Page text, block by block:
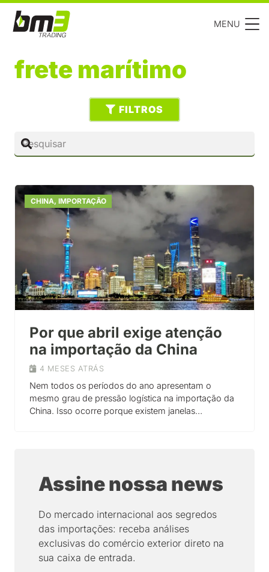
MENU
frete marítimo
FILTROS
CHINA, IMPORTAÇÃO
Por que abril exige atenção
na importação da China
4 MESES ATRÁS
Nem todos os períodos do ano apresentam o
mesmo grau de pressão logística na importação da
China. Isso ocorre porque existem janelas…
Assine nossa news
Do mercado internacional aos segredos
das importações: receba análises
exclusivas do comércio exterior direto na
sua caixa de entrada.